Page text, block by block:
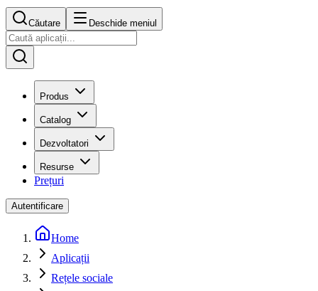
Căutare Deschide meniul
Produs
Catalog
Dezvoltatori
Resurse
Prețuri
Autentificare
Home
Aplicații
Rețele sociale